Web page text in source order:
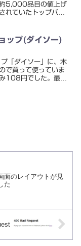
5,000品目の値上げ
れていたトップバリ
／で、値上げされる
ップ(ダイソー)
「ダイソー」に、木
で買って使っていま
108円でした。最初
面のレイアウトが見
た